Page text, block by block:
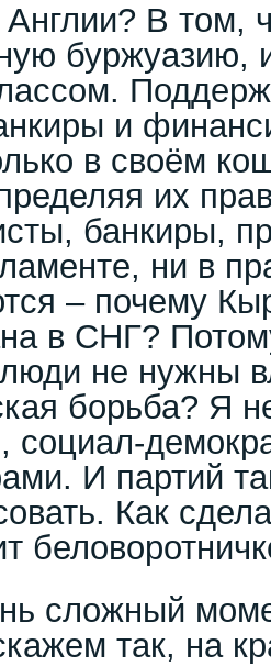
В том,
буржуазию,
и
в своём
их
банкиры,
ни в
– почему
в СНГ?
не нужны
борьба? Я
социал-
И партий
Как
сложный
так, на